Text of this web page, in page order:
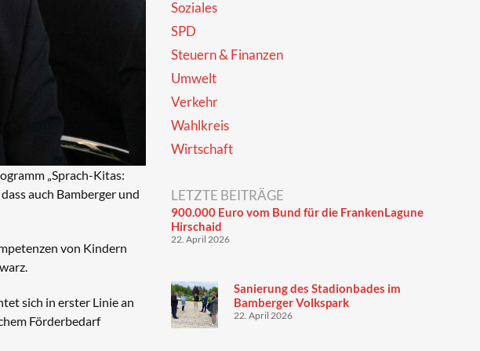
„Sprach-Kitas:
auch Bamberger und
von Kindern
sich in erster Linie an
Förderbedarf
Soziales
SPD
Steuern & Finanzen
Umwelt
Verkehr
Wahlkreis
Wirtschaft
LETZTE BEITRÄGE
900.000 Euro vom Bund für die FrankenLagune
Hirschaid
22. April 2026
Sanierung des Stadionbades im
Bamberger Volkspark
22. April 2026